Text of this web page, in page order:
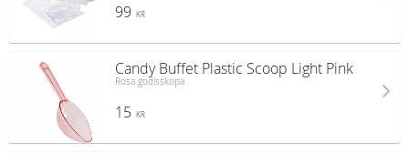
99 KR
Candy Buffet Plastic Scoop Light Pink
Rosa godisskopa
15 KR